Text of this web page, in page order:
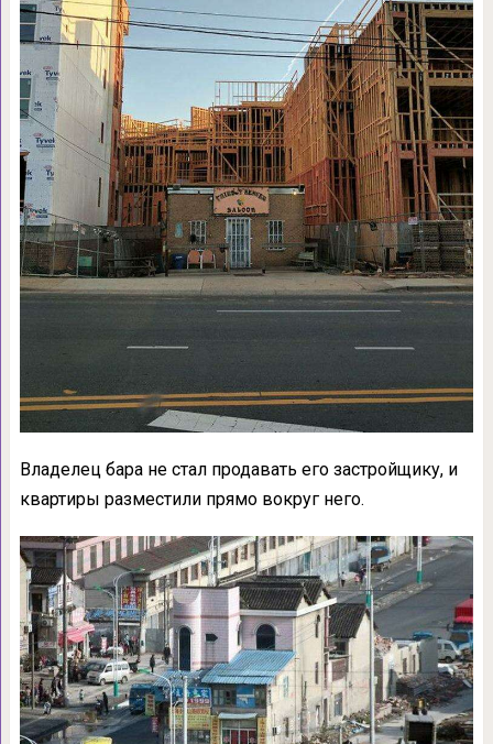
Владелец бара не стал продавать его застройщику, и
квартиры разместили прямо вокруг него.